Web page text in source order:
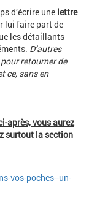
d’écrire une lettre
lui faire part de
les détaillants
D’autres
retourner de
ce, sans en
après, vous aurez
surtout la section
vos-poches--un-